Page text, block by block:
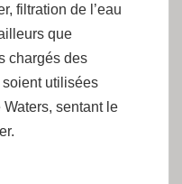
filtration de l’eau
que
chargés des
utilisées
sentant le